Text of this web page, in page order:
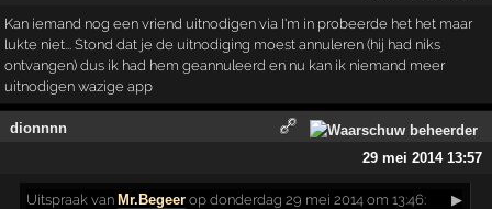
Kan iemand nog een vriend uitnodigen via I'm in probeerde het het maar
lukte niet... Stond dat je de uitnodiging moest annuleren (hij had niks
ontvangen) dus ik had hem geannuleerd en nu kan ik niemand meer
uitnodigen wazige app
dionnnn
29 mei 2014 13:57
Uitspraak van Mr.Begeer op donderdag 29 mei 2014 om 13:46:
▶